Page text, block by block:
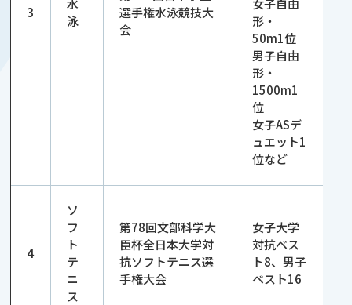
3
水
泳
選手権水泳競技大
会
女子自由
形・
50m1位
男子自由
形・
1500m1
位
女子ASデ
ュエット1
位など
4
ソ
フ
ト
テ
ニ
ス
第78回文部科学大
臣杯全日本大学対
抗ソフトテニス選
手権大会
女子大学
対抗ベス
ト8、男子
ベスト16